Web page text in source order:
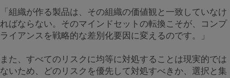
「組織が作る製品は、その組織の価値観と一致していなけ
ればならない。そのマインドセットの転換こそが、コンプ
ライアンスを戦略的な差別化要因に変えるのです。」
また、すべてのリスクに均等に対処することは現実的では
ないため、どのリスクを優先して対処すべきか、選択と集